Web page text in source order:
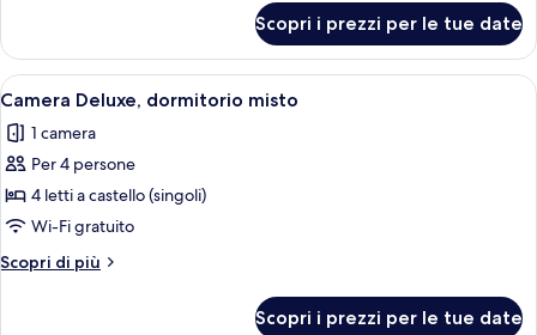
condiviso,
letti
multipli
Scopri i prezzi per le tue date
Apri
tutte
le
foto
per
Camera
Deluxe,
dormitorio
Una stanza con un letto, una finestra
3
Camera Deluxe, dormitorio misto
1 camera
Per 4 persone
4 letti a castello (singoli)
Wi-Fi gratuito
Scopri di più
Altri
Scopri i prezzi per le tue date